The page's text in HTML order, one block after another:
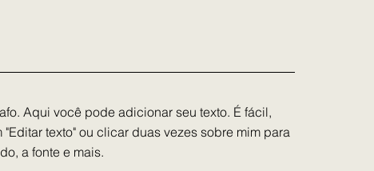
Aqui você pode adicionar seu texto. É fácil,
"Editar texto" ou clicar duas vezes sobre mim para
a fonte e mais.